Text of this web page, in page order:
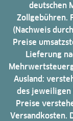
deutschen
Zollgebühren.
(Nachweis
Preise
Lieferung
Ausland:
des jeweiligen
Preise
Versandkosten.